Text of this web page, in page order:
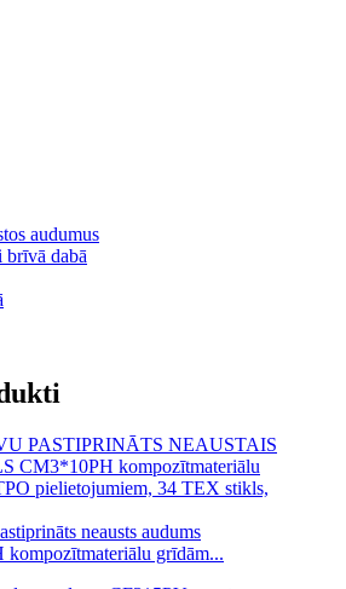
audumus
brīvā dabā
neausts audums
grīdām...